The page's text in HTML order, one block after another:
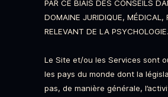
PAR CE BIAIS DES CONSEILS
DOMAINE JURIDIQUE, MÉDICAL,
RELEVANT DE LA PSYCHOLOGIE.
Le Site et/ou les Services sont
les pays du monde dont la
pas, de manière générale,